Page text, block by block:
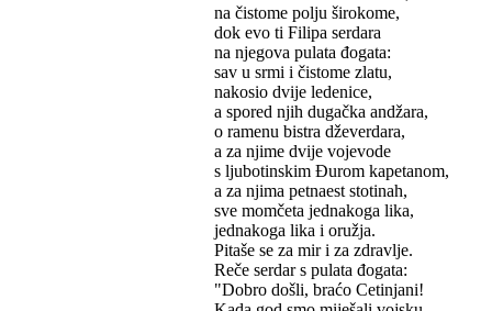
na čistome polju širokome,
dok evo ti Filipa serdara
na njegova pulata đogata:
sav u srmi i čistome zlatu,
nakosio dvije ledenice,
a spored njih dugačka andžara,
o ramenu bistra dževerdara,
a za njime dvije vojevode
s ljubotinskim Đurom kapetanom,
a za njima petnaest stotinah,
sve momčeta jednakoga lika,
jednakoga lika i oružja.
Pitaše se za mir i za zdravlje.
Reče serdar s pulata đogata:
"Dobro došli, braćo Cetinjani!